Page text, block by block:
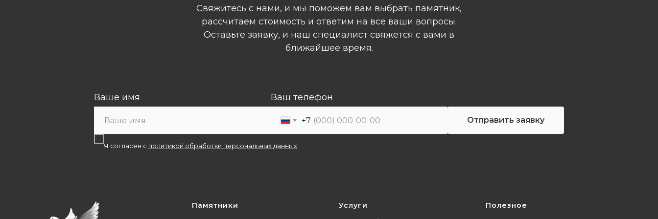
Свяжитесь с нами, и мы поможем вам выбрать памятник,
рассчитаем стоимость и ответим на все ваши вопросы.
Оставьте заявку, и наш специалист свяжется с вами в
ближайшее время.
Ваше имя Ваш телефон
+7
Я согласен с политикой обработки персональных данных
Отправить заявку
Памятники Услуги Полезное